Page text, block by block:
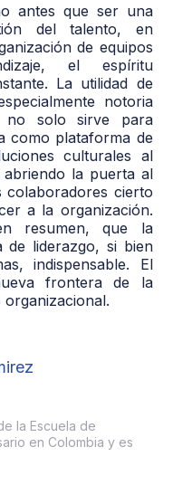
antes que ser una
del talento, en
de equipos
el espíritu
La utilidad de
notoria
solo sirve para
como plataforma de
culturales al
la puerta al
colaboradores cierto
a la organización.
resumen, que la
de liderazgo, si bien
indispensable. El
frontera de la
la Escuela de
en Colombia y es